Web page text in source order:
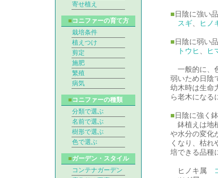
■日陰に強い
スギ
ヒノ
■日陰に弱い
トウヒ
ヒ
一般的に、
弱いため日陰
幼木時は生命
ら老木になる
■日陰に強く
鉢植えは地
や水分の変化
くなり、枯
培できる品種
ヒノキ属
寄せ植え
■ コニファーの育て方
栽培条件
植えつけ
剪定
施肥
繁殖
病気
■ コニファーの種類
分類で選ぶ
名前で選ぶ
樹形で選ぶ
色で選ぶ
■ガーデン・スタイル
コンテナガーデン